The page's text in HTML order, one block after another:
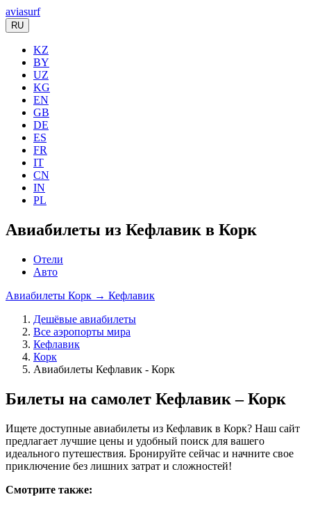
aviasurf
RU
KZ
BY
UZ
KG
EN
GB
DE
ES
FR
IT
CN
IN
PL
Авиабилеты из Кефлавик в Корк
Отели
Авто
Авиабилеты Корк → Кефлавик
Дешёвые авиабилеты
Все аэропорты мира
Кефлавик
Корк
Авиабилеты Кефлавик - Корк
Билеты на самолет Кефлавик – Корк
Ищете доступные авиабилеты из Кефлавик в Корк? Наш сайт
предлагает лучшие цены и удобный поиск для вашего
идеального путешествия. Бронируйте сейчас и начните свое
приключение без лишних затрат и сложностей!
Смотрите также: